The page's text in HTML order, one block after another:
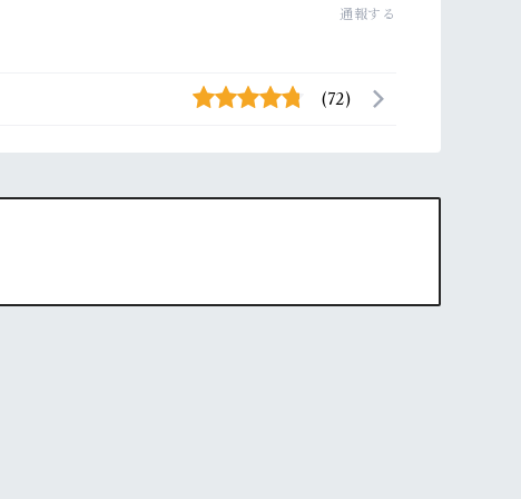
通報する
(72)